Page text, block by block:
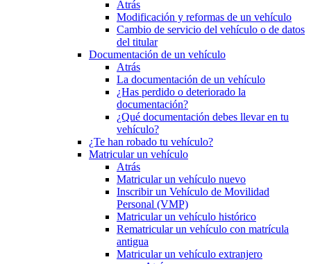
Atrás
Modificación y reformas de un vehículo
Cambio de servicio del vehículo o de datos
del titular
Documentación de un vehículo
Atrás
La documentación de un vehículo
¿Has perdido o deteriorado la
documentación?
¿Qué documentación debes llevar en tu
vehículo?
¿Te han robado tu vehículo?
Matricular un vehículo
Atrás
Matricular un vehículo nuevo
Inscribir un Vehículo de Movilidad
Personal (VMP)
Matricular un vehículo histórico
Rematricular un vehículo con matrícula
antigua
Matricular un vehículo extranjero